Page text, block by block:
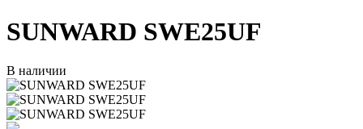
SUNWARD SWE25UF
В наличии